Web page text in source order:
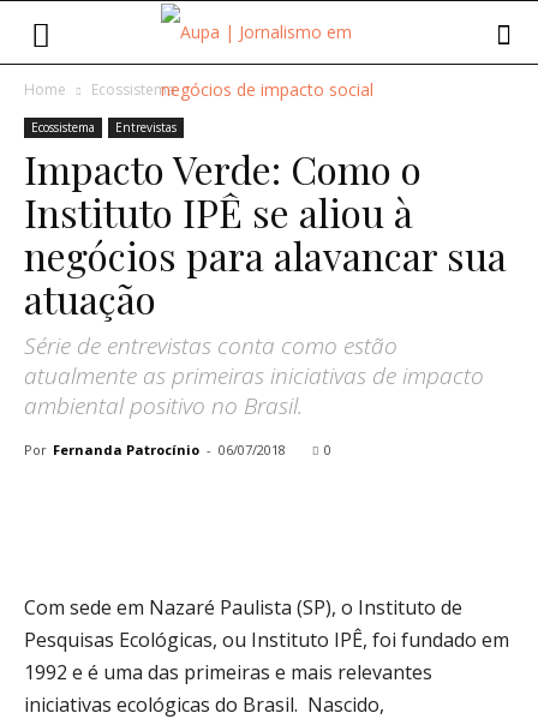
Home Ecossistema
Ecossistema Entrevistas
Impacto Verde: Como o
Instituto IPÊ se aliou à
negócios para alavancar sua
atuação
Série de entrevistas conta como estão
atualmente as primeiras iniciativas de impacto
ambiental positivo no Brasil.
Por Fernanda Patrocínio - 06/07/2018 0
Com sede em Nazaré Paulista (SP), o Instituto de
Pesquisas Ecológicas, ou Instituto IPÊ, foi fundado em
1992 e é uma das primeiras e mais relevantes
iniciativas ecológicas do Brasil. Nascido,